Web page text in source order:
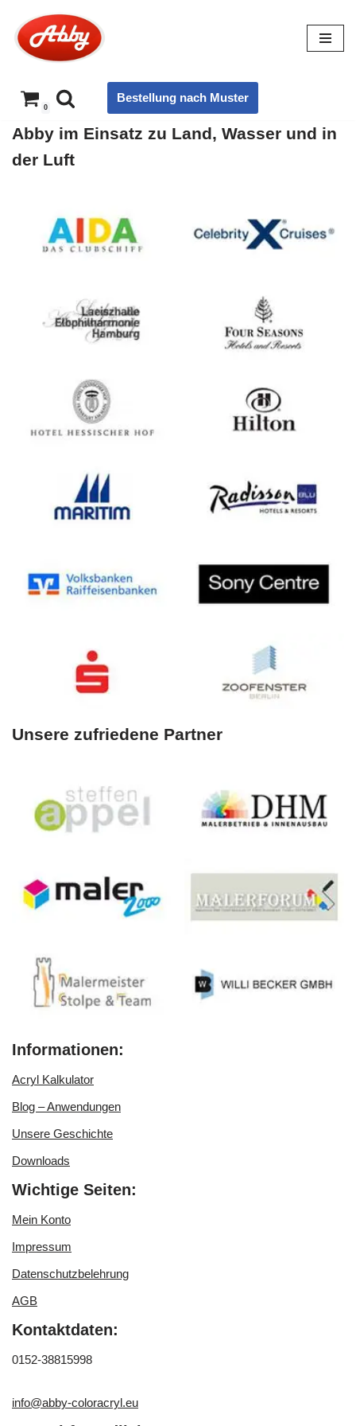
Zum
Inhalt
0
Bestellung nach Muster
Abby im Einsatz zu Land, Wasser und in
der Luft
Unsere zufriedene Partner
Informationen:
Acryl Kalkulator
Blog – Anwendungen
Unsere Geschichte
Downloads
Wichtige Seiten:
Mein Konto
Impressum
Datenschutzbelehrung
AGB
Kontaktdaten:
0152-38815998
info@abby-coloracryl.eu